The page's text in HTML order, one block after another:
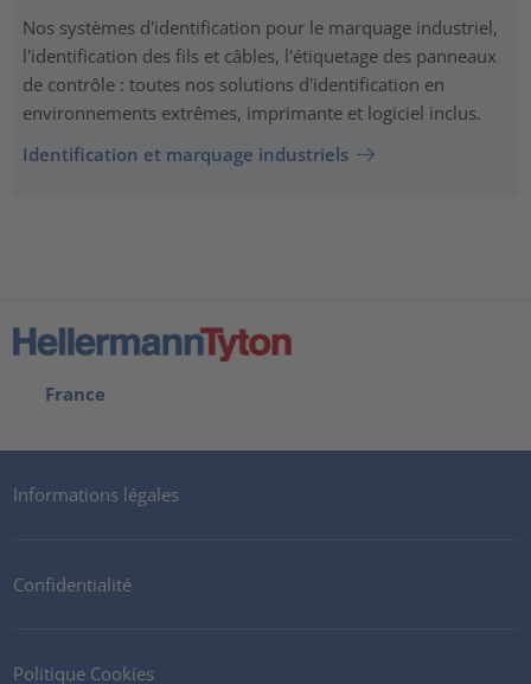
Nos systèmes d'identification pour le marquage industriel,
l'identification des fils et câbles, l'étiquetage des panneaux
de contrôle : toutes nos solutions d'identification en
environnements extrêmes, imprimante et logiciel inclus.
Identification et marquage industriels
France
Informations légales
Confidentialité
Politique Cookies